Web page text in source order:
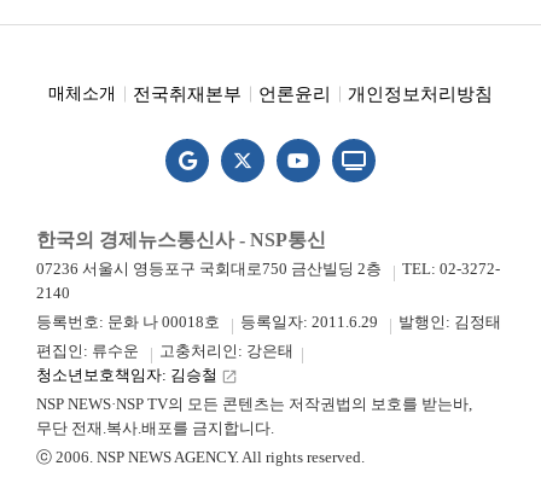
매체소개 전국취재본부 언론윤리 개인정보처리방침
한국의 경제뉴스통신사 - NSP통신
07236 서울시 영등포구 국회대로750 금산빌딩 2층
TEL: 02-3272-
2140
등록번호: 문화 나 00018호
등록일자: 2011.6.29
발행인: 김정태
편집인: 류수운
고충처리인: 강은태
청소년보호책임자: 김승철 launch
NSP NEWS·NSP TV의 모든 콘텐츠는 저작권법의 보호를 받는바,
무단 전재.복사.배포를 금지합니다.
ⓒ 2006. NSP NEWS AGENCY. All rights reserved.